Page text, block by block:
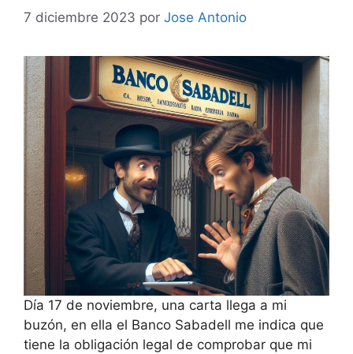
7 diciembre 2023 por Jose Antonio
Día 17 de noviembre, una carta llega a mi
buzón, en ella el Banco Sabadell me indica que
tiene la obligación legal de comprobar que mi